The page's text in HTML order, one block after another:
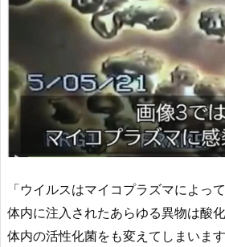
「ウイルスはマイコプラズマによっ
体内に注入されたあらゆる異物は酸
体内の活性化菌をも変えてしまいます